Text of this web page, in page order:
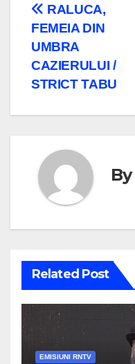
Navigare
în
articole
RALUCA,
FEMEIA DIN
UMBRA
CAZIERULUI /
STRICT TABU
By
Related Post
EMISIUNI RNTV